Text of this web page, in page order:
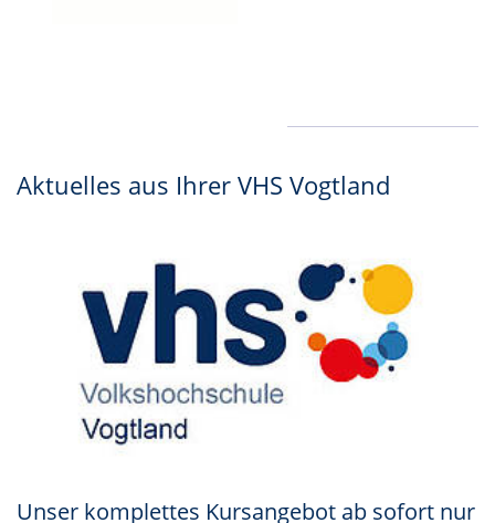
Aktuelles aus Ihrer VHS Vogtland
Unser komplettes Kursangebot ab sofort nur